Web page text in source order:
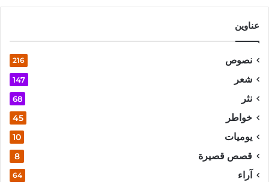
عناوين
نصوص 216
شعر 147
نثر 68
خواطر 45
يوميات 10
قصص قصيرة 8
آراء 64